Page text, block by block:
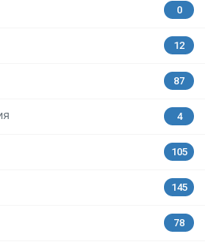
0
12
87
4
105
145
78